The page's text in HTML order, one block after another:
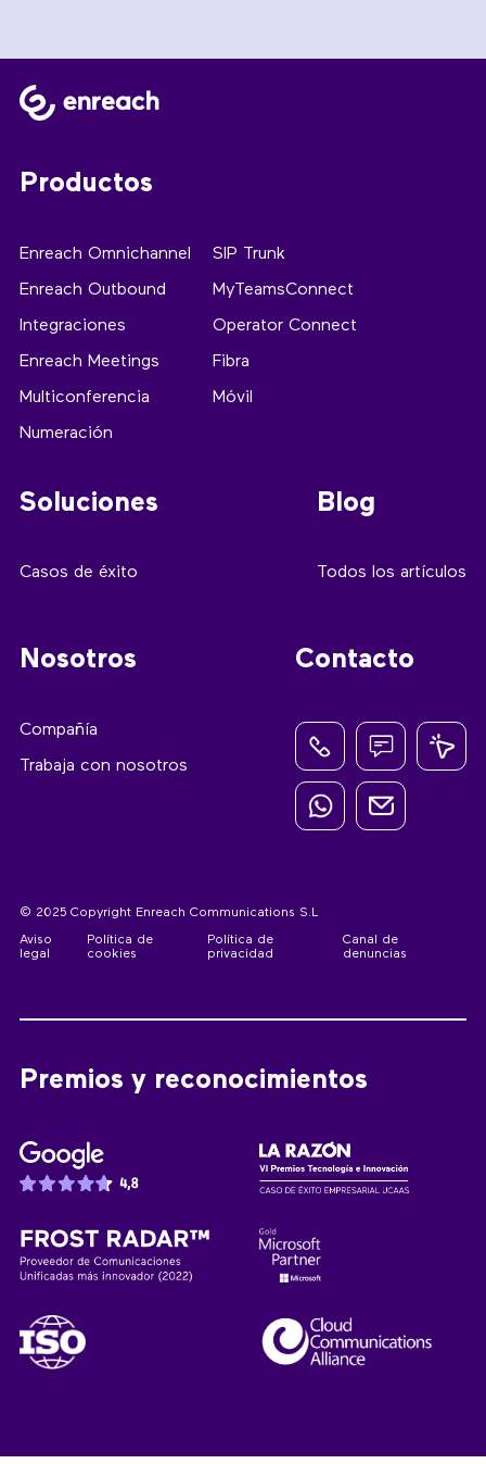
Productos
Enreach Omnichannel
Enreach Outbound
Integraciones
Enreach Meetings
Multiconferencia
Numeración
SIP Trunk
MyTeamsConnect
Operator Connect
Fibra
Móvil
Soluciones
Casos de éxito
Blog
Todos los artículos
Nosotros
Compañía
Trabaja con nosotros
Contacto
© 2025 Copyright Enreach Communications S.L
Aviso
legal
Política de
cookies
Política de
privacidad
Canal de
denuncias
Premios y reconocimientos